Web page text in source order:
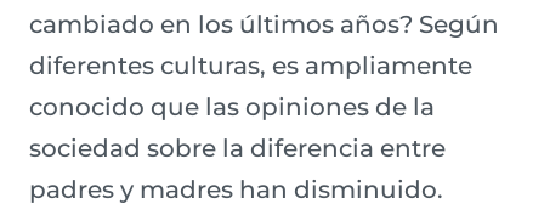
cambiado en los últimos años? Según
diferentes culturas, es ampliamente
conocido que las opiniones de la
sociedad sobre la diferencia entre
padres y madres han disminuido.